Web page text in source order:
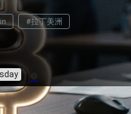
#拉丁美洲